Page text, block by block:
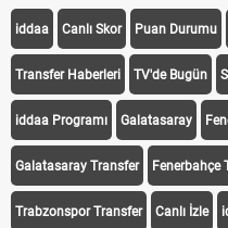
iddaa Canlı Skor Puan Durumu
Transfer Haberleri TV'de Bugün
iddaa Programı Galatasaray
Galatasaray Transfer Fenerbahçe
Trabzonspor Transfer Canlı İzle